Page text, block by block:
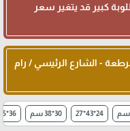
كبير قد يتغير سعر
- الشارع الرئيسي / رام
24*43*27 30*38 سم 36*35